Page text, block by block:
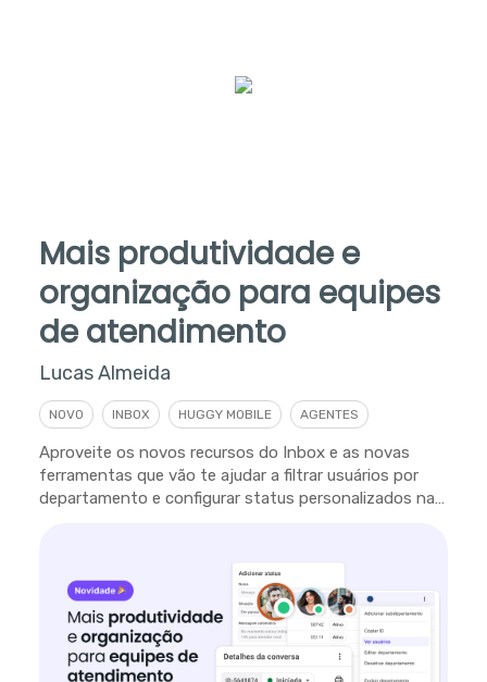
Mais produtividade e
organização para equipes
de atendimento
Lucas Almeida
NOVO INBOX HUGGY MOBILE AGENTES
Aproveite os novos recursos do Inbox e as novas
ferramentas que vão te ajudar a filtrar usuários por
departamento e configurar status personalizados na